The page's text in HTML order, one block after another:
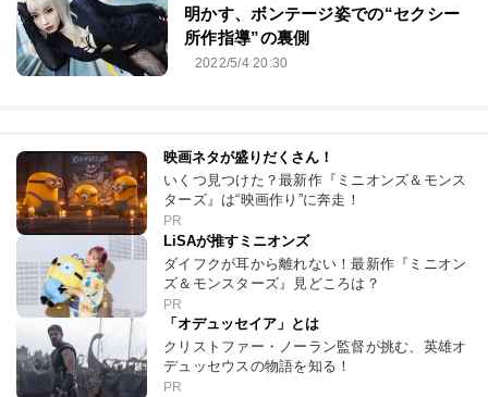
明かす、ボンテージ姿での“セクシー
所作指導”の裏側
2022/5/4 20:30
映画ネタが盛りだくさん！
いくつ見つけた？最新作『ミニオンズ＆モンス
ターズ』は“映画作り”に奔走！
PR
LiSAが推すミニオンズ
ダイフクが耳から離れない！最新作『ミニオン
ズ＆モンスターズ』見どころは？
PR
「オデュッセイア」とは
クリストファー・ノーラン監督が挑む、英雄オ
デュッセウスの物語を知る！
PR